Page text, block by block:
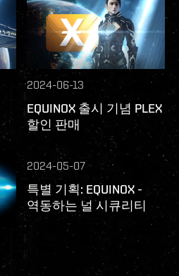
2024-06-13
EQUINOX 출시 기념 PLEX
할인 판매
2024-05-07
특별 기획: EQUINOX -
역동하는 널 시큐리티